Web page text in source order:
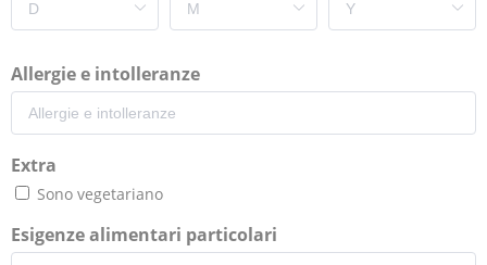
Allergie e intolleranze
Extra
Sono vegetariano
Esigenze alimentari particolari